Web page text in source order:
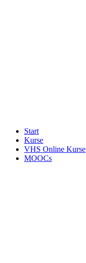
Start
Kurse
VHS Online Kurse
MOOCs